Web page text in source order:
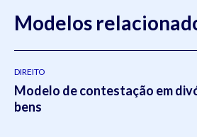
Modelos
DIREITO
Modelo de contestação em
bens